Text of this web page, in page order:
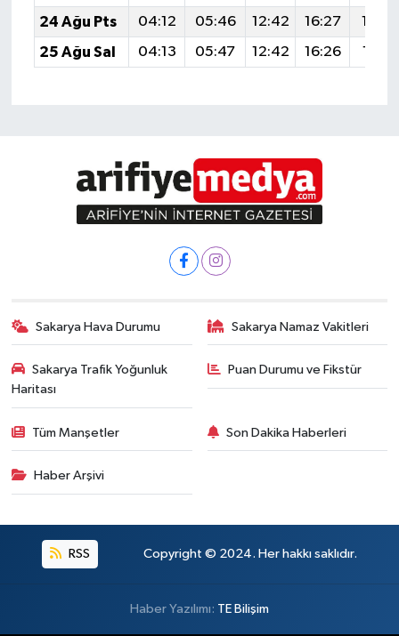
24 Ağu Pts
04:12 05:46 12:42 16:27
25 Ağu Sal
04:13 05:47 12:42 16:26 19:27
Sakarya Hava Durumu Sakarya Namaz Vakitleri
Sakarya Trafik Yoğunluk
Haritası
Puan Durumu ve Fikstür
Tüm Manşetler Son Dakika Haberleri
Haber Arşivi
RSS Copyright © 2024. Her hakkı saklıdır.
Haber Yazılımı: TE Bilişim